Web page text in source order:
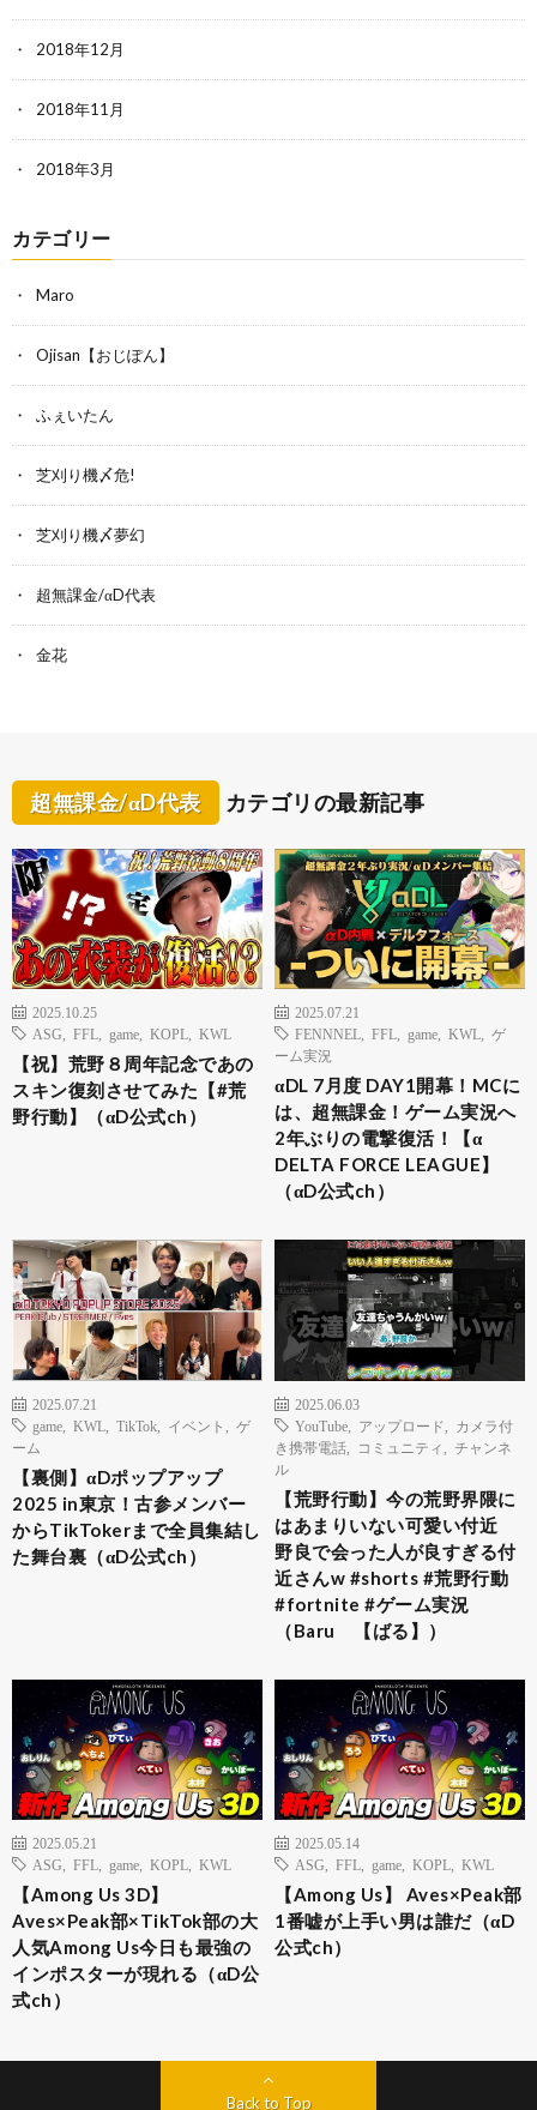
2018年12月
2018年11月
2018年3月
カテゴリー
Maro
Ojisan【おじぽん】
ふぇいたん
芝刈り機〆危!
芝刈り機〆夢幻
超無課金/αD代表
金花
超無課金/αD代表 カテゴリの最新記事
2025.10.25
ASG
FFL game KOPL KWL
【祝】荒野８周年記念であの
スキン復刻させてみた【#荒
野行動】（αD公式ch）
2025.07.21
FENNNEL
FFL game KWL
ゲ
ーム実況
αDL 7月度 DAY1開幕！MCに
は、超無課金！ゲーム実況へ
2年ぶりの電撃復活！【α
DELTA FORCE LEAGUE】
（αD公式ch）
2025.07.21
game
KWL TikTok イベント
ゲ
ーム
【裏側】αDポップアップ
2025 in東京！古参メンバー
からTikTokerまで全員集結し
た舞台裏（αD公式ch）
2025.06.03
YouTube
アップロード
カメラ付
き携帯電話
コミュニティ
チャンネ
ル
【荒野行動】今の荒野界隈に
はあまりいない可愛い付近
野良で会った人が良すぎる付
近さんw #shorts #荒野行動
#fortnite #ゲーム実況
（Baru 【ばる】）
2025.05.21
ASG
FFL game KOPL KWL
【Among Us 3D】
Aves×Peak部×TikTok部の大
人気Among Us今日も最強の
インポスターが現れる（αD公
式ch）
2025.05.14
ASG
FFL game KOPL KWL
【Among Us】 Aves×Peak部
1番嘘が上手い男は誰だ（αD
公式ch）
Back to Top